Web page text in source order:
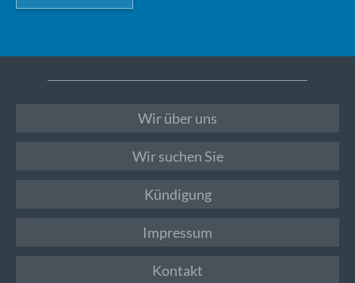
Wir über uns
Wir suchen Sie
Kündigung
Impressum
Kontakt